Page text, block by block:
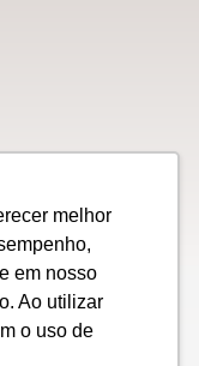
melhor
em nosso
Ao utilizar
o uso de